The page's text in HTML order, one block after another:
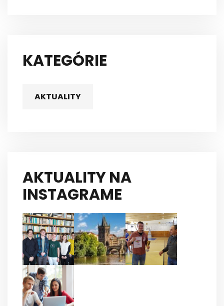
KATEGÓRIE
AKTUALITY
AKTUALITY NA
INSTAGRAME